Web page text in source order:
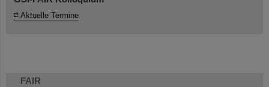
FAIR
Aktuelle Termine